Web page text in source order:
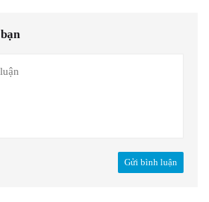
Gửi bình luận